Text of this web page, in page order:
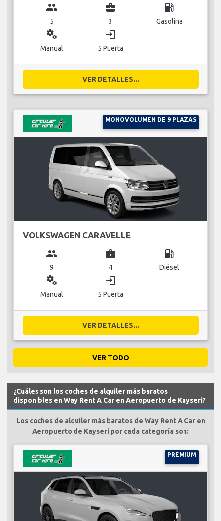
group
5
business_center
3
local_gas_station
Gasolina
miscellaneous_services
Manual
login
5 Puerta
VER DETALLES...
MONOVOLUMEN DE 9 PLAZAS
VOLKSWAGEN CARAVELLE
group
9
business_center
4
local_gas_station
Diésel
miscellaneous_services
Manual
login
5 Puerta
VER DETALLES...
VER TODO
¿Cuáles son los coches de alquiler más baratos
disponibles en Way Rent A Car en Aeropuerto de Kayseri?
Los coches de alquiler más baratos de Way Rent A Car en
Aeropuerto de Kayseri por cada categoría son:
PREMIUM